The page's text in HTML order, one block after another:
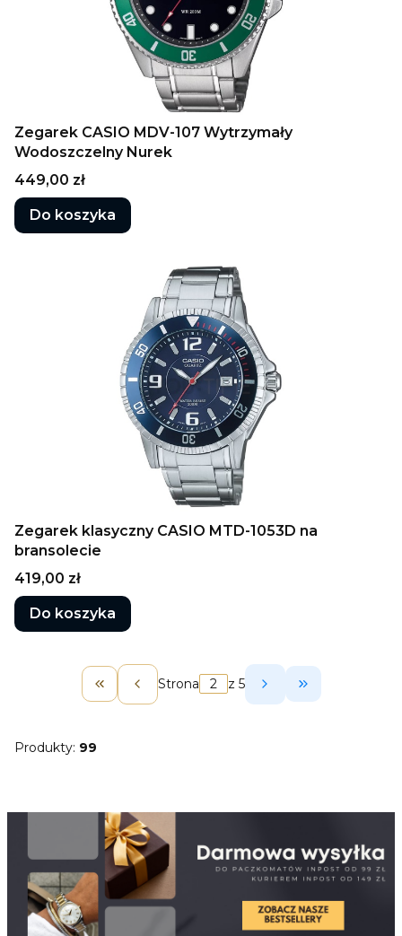
Zegarek CASIO MDV-107 Wytrzymały
Wodoszczelny Nurek
Cena
449,00 zł
Do koszyka
Zegarek klasyczny CASIO MTD-1053D na
bransolecie
Cena
419,00 zł
Do koszyka
Wróć do pierwszej strony z produktami
Strona z 5 Przejdź do
Produkty: 99